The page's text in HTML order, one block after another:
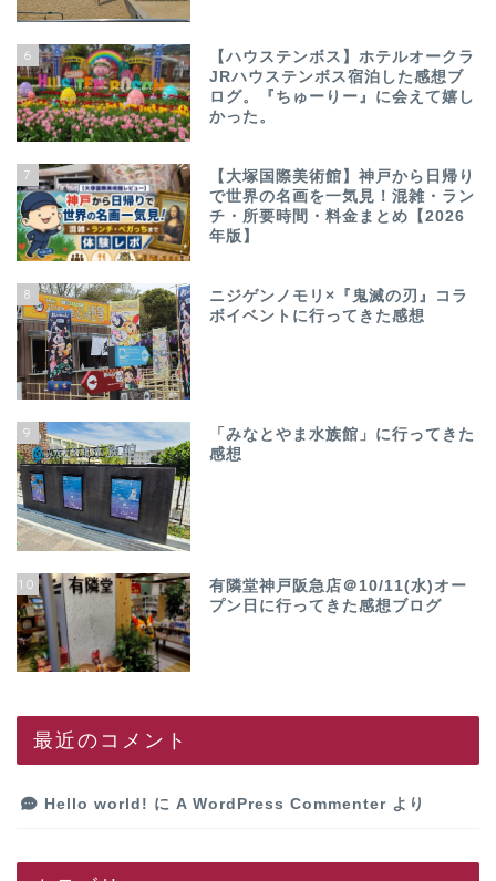
6
【ハウステンボス】ホテルオークラ
JRハウステンボス宿泊した感想ブ
ログ。『ちゅーりー』に会えて嬉し
かった。
7
【大塚国際美術館】神戸から日帰り
で世界の名画を一気見！混雑・ラン
チ・所要時間・料金まとめ【2026
年版】
8
ニジゲンノモリ×『鬼滅の刃』コラ
ボイベントに行ってきた感想
9
「みなとやま水族館」に行ってきた
感想
10
有隣堂神戸阪急店＠10/11(水)オー
プン日に行ってきた感想ブログ
最近のコメント
Hello world! に A WordPress Commenter より